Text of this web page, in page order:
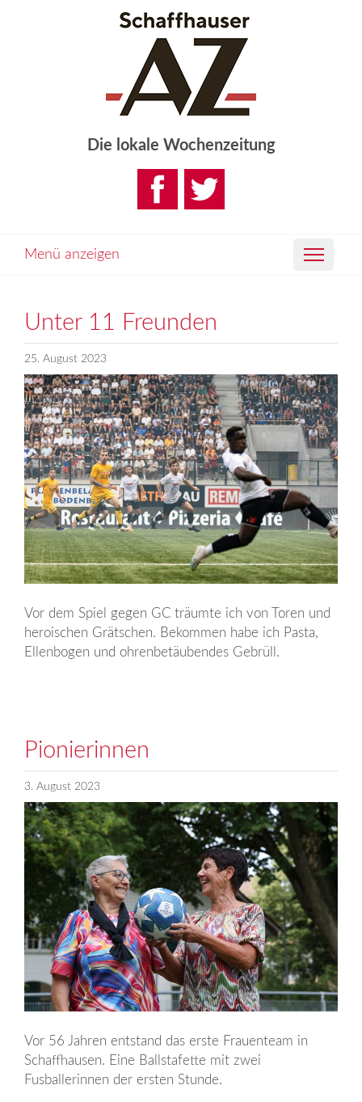
Die lokale Wochenzeitung
Menü anzeigen
Unter 11 Freunden
25. August 2023
Vor dem Spiel gegen GC träumte ich von Toren und
heroischen Grätschen. Bekommen habe ich Pasta,
Ellenbogen und ohrenbetäubendes Gebrüll.
Pionierinnen
3. August 2023
Vor 56 Jahren entstand das erste Frauenteam in
Schaffhausen. Eine Ballstafette mit zwei
Fusballerinnen der ersten Stunde.